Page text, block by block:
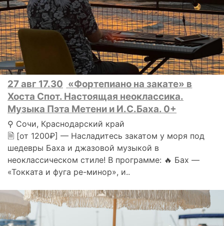
27 авг 17.30 «Фортепиано на закате» в
Хоста Спот. Настоящая неоклассика.
Музыка Пэта Метени и И.С.Баха. 0+
⚲ Сочи, Краснодарский край
🗎 [от 1200₽] — Насладитесь закатом у моря под
шедевры Баха и джазовой музыкой в
неоклассическом стиле! В программе: 🔥 Бах —
«Токката и фуга ре-минор», и..